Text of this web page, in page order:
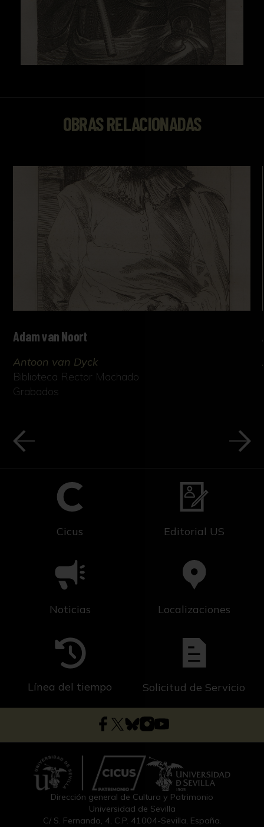
OBRAS RELACIONADAS
Adam van Noort
Antoon van Dyck
Biblioteca Rector Machado
Grabados
Cicus Editorial US
Noticias Localizaciones
Línea del tiempo Solicitud de Servicio
Dirección general de Cultura y Patrimonio
Universidad de Sevilla
C/ S. Fernando, 4, C.P. 41004-Sevilla, España.